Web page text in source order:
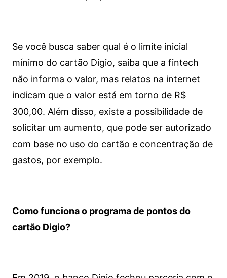
Se você busca saber qual é o limite inicial
mínimo do cartão Digio, saiba que a fintech
não informa o valor, mas relatos na internet
indicam que o valor está em torno de R$
300,00. Além disso, existe a possibilidade de
solicitar um aumento, que pode ser autorizado
com base no uso do cartão e concentração de
gastos, por exemplo.
Como funciona o programa de pontos do
cartão Digio?